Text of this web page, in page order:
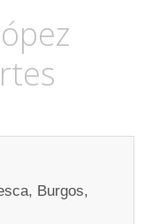
Burgos,